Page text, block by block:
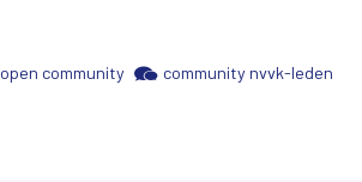
open community community nvvk-leden